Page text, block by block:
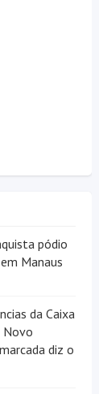
pódio
Manaus
da Caixa
Novo
diz o